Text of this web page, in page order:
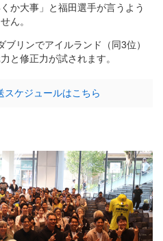
か大事」と福田選手が言うよう
ん。
リンでアイルランド（同3位）
と修正力が試されます。
スケジュールはこちら